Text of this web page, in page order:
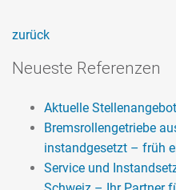
zurück
Neueste Referenzen
Aktuelle
Bremsrollengetriebe
instandgesetzt – früh
Service und